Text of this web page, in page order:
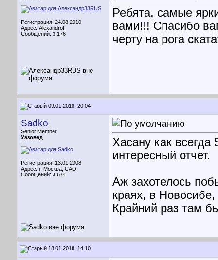
Регистрация: 24.08.2010
Адрес: Alexandroff
Сообщений: 3,176
Ребята, самые
вами!!! Спасибо
черту на рога
09.01.2018, 20:04
Sadko
Senior Member
Уазовед
Регистрация: 13.01.2008
Адрес: г. Москва, САО
Сообщений: 3,674
Хасану как всегда
интересный отчет.
Аж захотелось
краях, в
Крайний раз там
18.01.2018, 14:10